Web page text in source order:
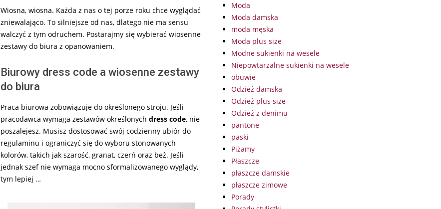
Wiosna, wiosna. Każda z nas o tej porze roku chce wyglądać
zniewalająco. To silniejsze od nas, dlatego nie ma sensu
walczyć z tym odruchem. Postarajmy się wybierać wiosenne
zestawy do biura z opanowaniem.
Biurowy dress code a wiosenne zestawy
do biura
Praca biurowa zobowiązuje do określonego stroju. Jeśli
pracodawca wymaga zestawów określonych dress code, nie
poszalejesz. Musisz dostosować swój codzienny ubiór do
regulaminu i ograniczyć się do wyboru stonowanych
kolorów, takich jak szarość, granat, czerń oraz beż. Jeśli
jednak szef nie wymaga mocno sformalizowanego wyglądy,
tym lepiej …
Moda
Moda damska
moda męska
Moda plus size
Modne sukienki na wesele
Niepowtarzalne sukienki na wesele
obuwie
Odzież damska
Odzież plus size
Odzież z denimu
pantone
paski
Piżamy
Płaszcze
płaszcze damskie
płaszcze zimowe
Porady